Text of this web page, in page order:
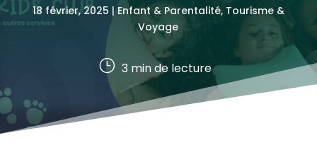
18 février, 2025 |Enfant & Parentalité, Tourisme &
Voyage
} 3 min de lecture